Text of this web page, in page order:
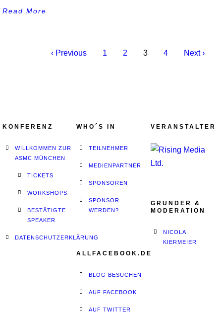
Read More
‹ Previous 1 2 3 4 Next ›
KONFERENZ
WILLKOMMEN ZUR
ASMC MÜNCHEN
TICKETS
WORKSHOPS
BESTÄTIGTE
SPEAKER
DATENSCHUTZERKLÄRUNG
WHO´S IN
TEILNEHMER
MEDIENPARTNER
SPONSOREN
SPONSOR
WERDEN?
ALLFACEBOOK.DE
BLOG BESUCHEN
AUF FACEBOOK
AUF TWITTER
VERANSTALTER
GRÜNDER &
MODERATION
NICOLA
KIERMEIER